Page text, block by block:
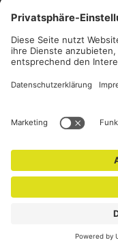
zweiten Blick auf diese
Dakar.